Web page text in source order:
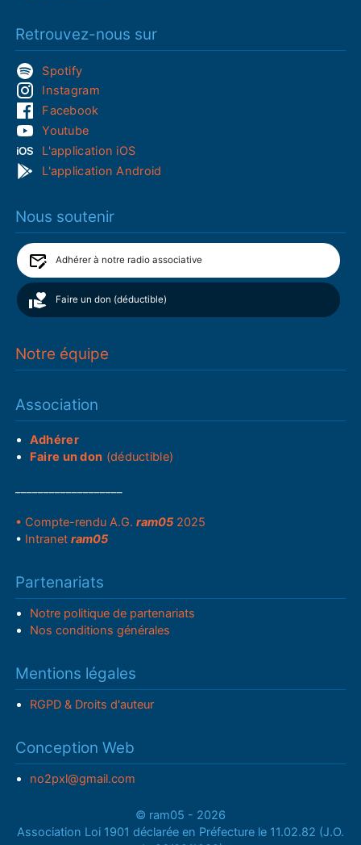
Retrouvez-nous sur
Spotify
Instagram
Facebook
Youtube
L'application iOS
L'application Android
Nous soutenir
Adhérer à notre radio associative
Faire un don (déductible)
Notre équipe
Association
Adhérer
Faire un don (déductible)
• Compte-rendu A.G.ram05 2025
• Intranetram05
Partenariats
Notre politique de partenariats
Nos conditions générales
Mentions légales
RGPD & Droits d'auteur
Conception Web
no2pxl@gmail.com
© ram05 - 2026
Association Loi 1901 déclarée en Préfecture le 11.02.82 (J.O.